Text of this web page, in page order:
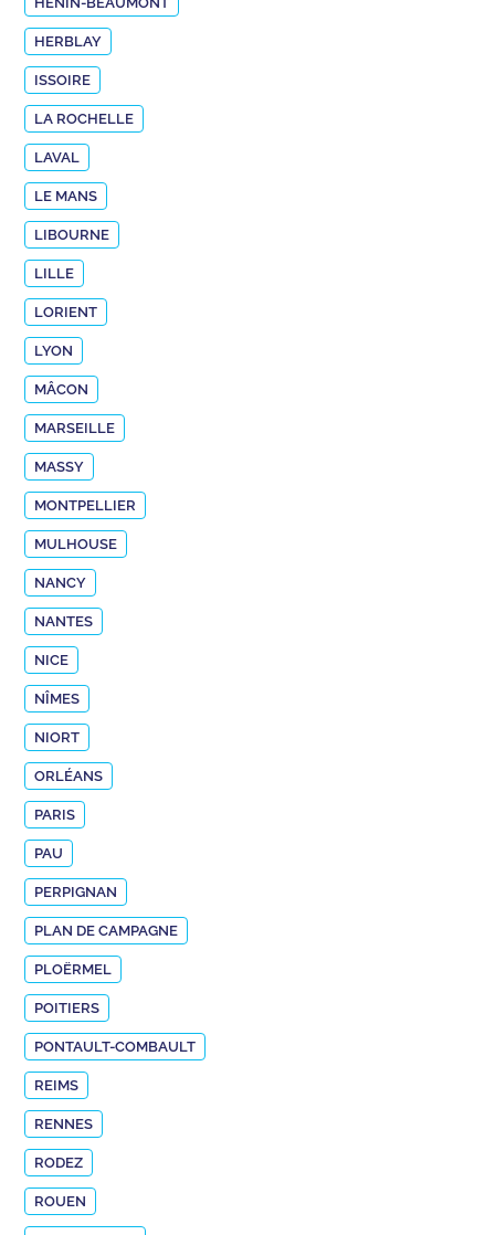
HERBLAY
ISSOIRE
LA ROCHELLE
LAVAL
LE MANS
LIBOURNE
LILLE
LORIENT
LYON
MÂCON
MARSEILLE
MASSY
MONTPELLIER
MULHOUSE
NANCY
NANTES
NICE
NÎMES
NIORT
ORLÉANS
PARIS
PAU
PERPIGNAN
PLAN DE CAMPAGNE
PLOËRMEL
POITIERS
PONTAULT-COMBAULT
REIMS
RENNES
RODEZ
ROUEN